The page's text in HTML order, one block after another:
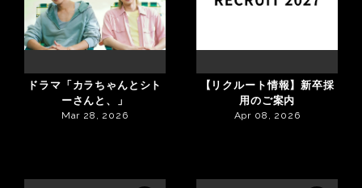
ドラマ「カラちゃんとシト
ーさんと、」
Mar 28, 2026
【リクルート情報】新卒採
用のご案内
Apr 08, 2026